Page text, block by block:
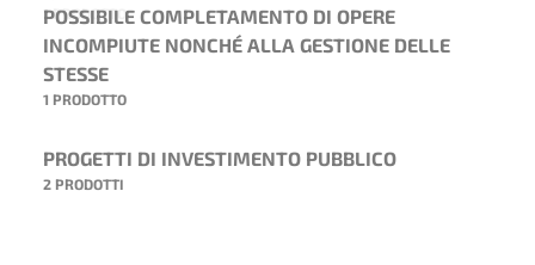
1 PRODOTTO
POSSIBILE COMPLETAMENTO DI OPERE
INCOMPIUTE NONCHÉ ALLA GESTIONE DELLE
STESSE
1 PRODOTTO
PROGETTI DI INVESTIMENTO PUBBLICO
2 PRODOTTI